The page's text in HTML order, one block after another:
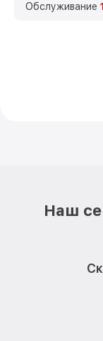
Обслуживание
Наш